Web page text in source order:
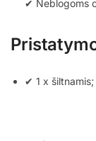
✔ Neblogoms
✔ 1 x šiltnamis;